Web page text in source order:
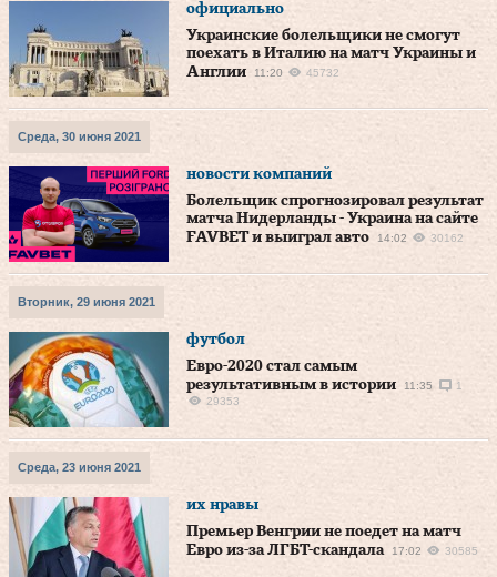
официально
Украинские болельщики не смогут
поехать в Италию на матч Украины и
Англии
11:20 45732
Среда, 30 июня 2021
новости компаний
Болельщик спрогнозировал результат
матча Нидерланды - Украина на сайте
FAVBET и выиграл авто
14:02 30162
Вторник, 29 июня 2021
футбол
Евро-2020 стал самым
результативным в истории
11:35
1
29353
Среда, 23 июня 2021
их нравы
Премьер Венгрии не поедет на матч
Евро из-за ЛГБТ-скандала
17:02 30585